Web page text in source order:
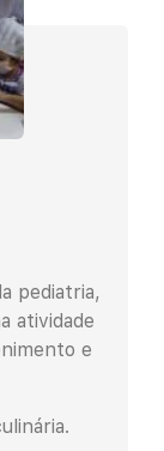
pediatria,
atividade
e